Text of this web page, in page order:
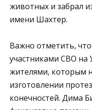
животных и забрал
имени Шахтер.
Важно отметить, что
участниками СВО
жителями, которым
изготовлении
конечностей. Дима